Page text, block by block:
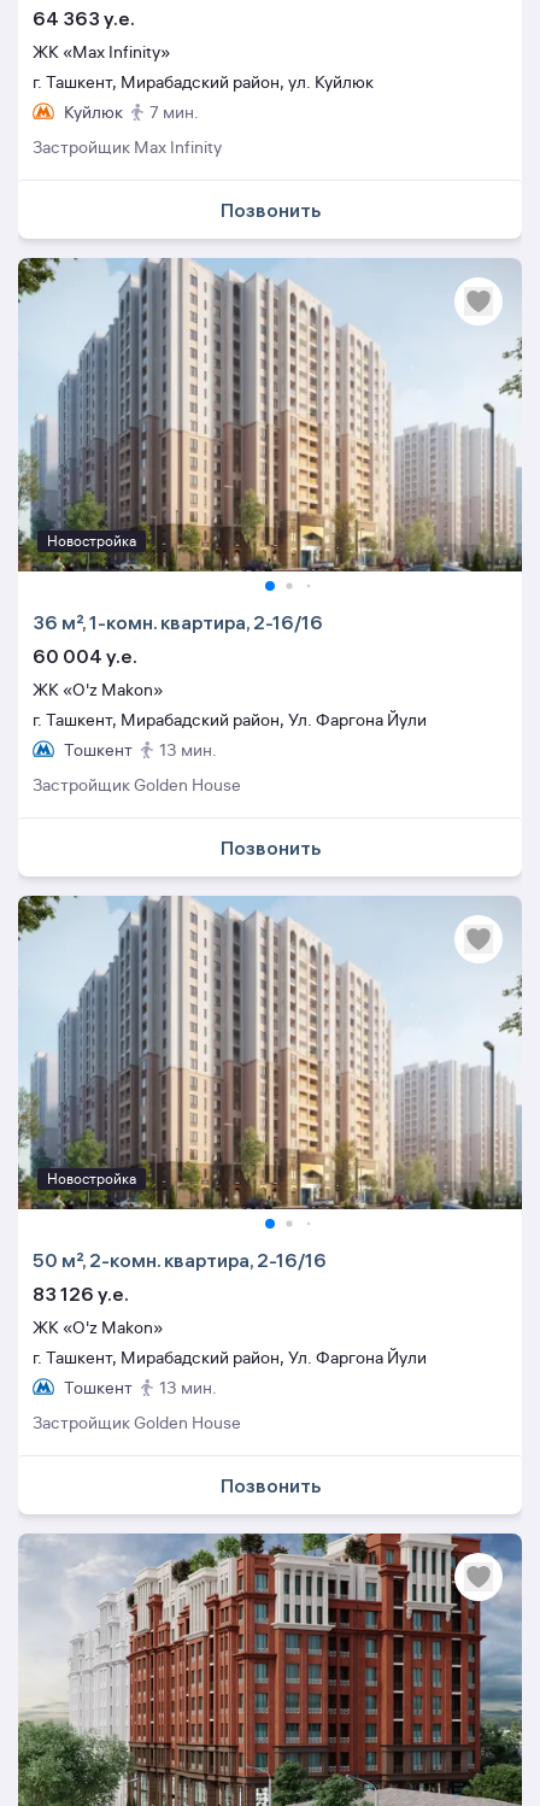
64 363 y.e.
ЖК «Max Infinity»
г. Ташкент, Мирабадский район, ул. Куйлюк
Куйлюк
7 мин.
Застройщик Max Infinity
Позвонить
Новостройка
36 м², 1-комн. квартира, 2-16/16
60 004 y.e.
ЖК «O'z Makon»
г. Ташкент, Мирабадский район, Ул. Фаргона Йули
Тошкент
13 мин.
Застройщик Golden House
Позвонить
Новостройка
50 м², 2-комн. квартира, 2-16/16
83 126 y.e.
ЖК «O'z Makon»
г. Ташкент, Мирабадский район, Ул. Фаргона Йули
Тошкент
13 мин.
Застройщик Golden House
Позвонить